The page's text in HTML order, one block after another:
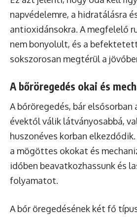
napvédelemre, a hidratálásra
antioxidánsokra. A megfelelő
nem bonyolult, és a
sokszorosan megtérül a
A bőröregedés okai és
A bőröregedés, bár elsősorban
évektől válik látványosabbá,
huszonéves korban
a mögöttes okokat és
időben beavatkozhassunk és
folyamatot.
A bőr öregedésének két fő